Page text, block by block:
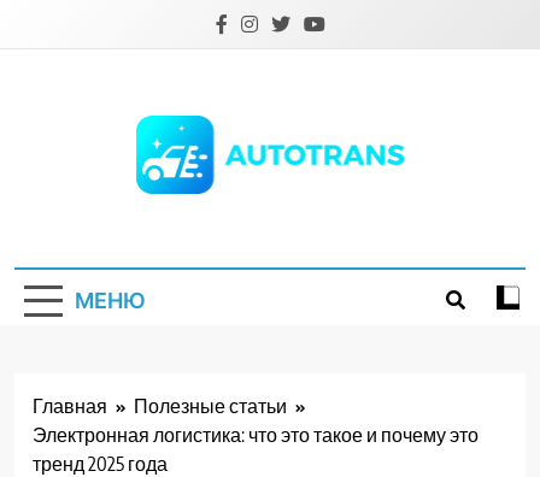
МЕНЮ
Главная
Полезные статьи
Электронная логистика: что это такое и почему это
тренд 2025 года